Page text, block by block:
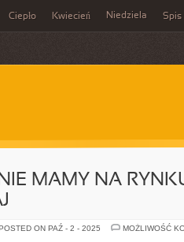
Ciepło Kwiecień Niedziela Spis
MAMY NA
ON PAŹ - 2 - 2025
MOŻLIWOŚĆ